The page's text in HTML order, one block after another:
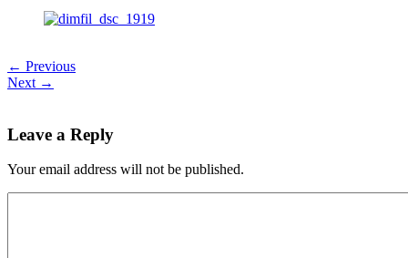
← Previous
Next →
Leave a Reply
Your email address will not be published.